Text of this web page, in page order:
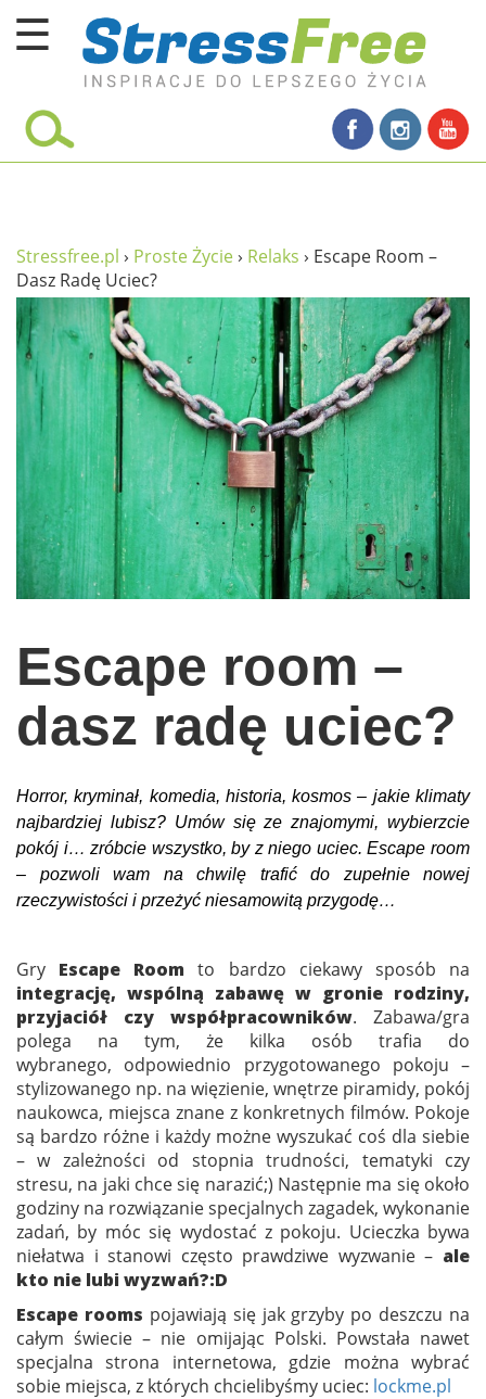
☰
Kursy online
umysł
proste życie
relaks
filozofia życia
wolność od stresu
miłość i rodzina
w rodzinie
wychowanie dzieci
edukacja
zabawy dla dzieci
Inspiracje
sposób na życie
podróże
zrób to sam
EKO – Styl
kuchnia
praca
Stressfree.pl › Proste Życie› Relaks › Escape Room –
Dasz Radę Uciec?
Escape room –
dasz radę uciec?
Horror, kryminał, komedia, historia, kosmos – jakie klimaty
najbardziej lubisz? Umów się ze znajomymi, wybierzcie
pokój i… zróbcie wszystko, by z niego uciec. Escape room
– pozwoli wam na chwilę trafić do zupełnie nowej
rzeczywistości i przeżyć niesamowitą przygodę…
Gry Escape Room to bardzo ciekawy sposób na
integrację, wspólną zabawę w gronie rodziny,
przyjaciół czy współpracowników. Zabawa/gra
polega na tym, że kilka osób trafia do
wybranego, odpowiednio przygotowanego pokoju –
stylizowanego np. na więzienie, wnętrze piramidy, pokój
naukowca, miejsca znane z konkretnych filmów. Pokoje
są bardzo różne i każdy możne wyszukać coś dla siebie
– w zależności od stopnia trudności, tematyki czy
stresu, na jaki chce się narazić;) Następnie ma się około
godziny na rozwiązanie specjalnych zagadek, wykonanie
zadań, by móc się wydostać z pokoju. Ucieczka bywa
niełatwa i stanowi często prawdziwe wyzwanie – ale
kto nie lubi wyzwań?:D
Escape rooms pojawiają się jak grzyby po deszczu na
całym świecie – nie omijając Polski. Powstała nawet
specjalna strona internetowa, gdzie można wybrać
sobie miejsca, z których chcielibyśmy uciec: lockme.pl